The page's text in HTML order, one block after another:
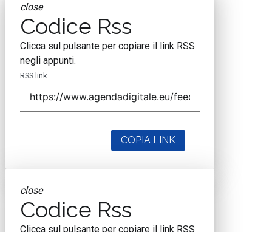
close
Codice Rss
Clicca sul pulsante per copiare il link RSS
negli appunti.
RSS link
COPIA LINK
close
Codice Rss
Clicca sul pulsante per copiare il link RSS